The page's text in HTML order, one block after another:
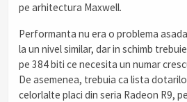
pe arhitectura Maxwell.
Performanta nu era o problema
la un nivel similar, dar in schimb
pe 384 biti ce necesita un numar
De asemenea, trebuia ca lista
celorlalte placi din seria Radeon R9,